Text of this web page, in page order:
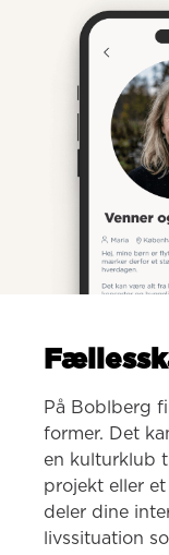
På Boblberg
former. Det
en kulturklub
projekt eller
deler dine
livssituation